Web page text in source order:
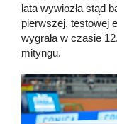
lata wywiozła stąd
pierwszej, testowej
wygrała w czasie
mityngu.